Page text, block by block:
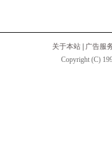
关于本站
广告服
Copyright (C)